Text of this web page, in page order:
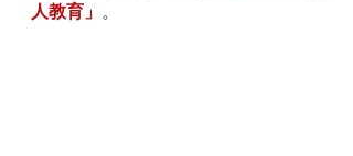
人教育」 。